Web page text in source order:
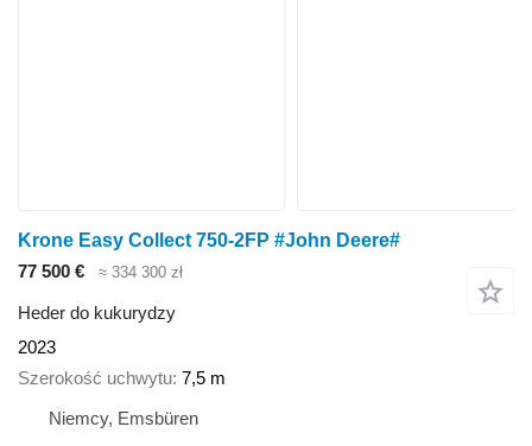
Krone Easy Collect 750-2FP #John Deere#
77 500 €
≈ 334 300 zł
Heder do kukurydzy
2023
Szerokość uchwytu 7,5 m
Niemcy, Emsbüren